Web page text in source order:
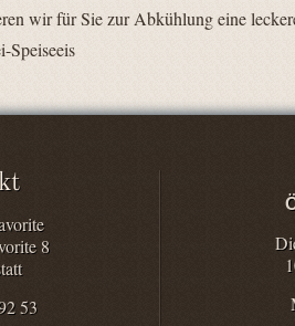
wir für Sie zur Abkühlung eine
Speiseeis
8
53